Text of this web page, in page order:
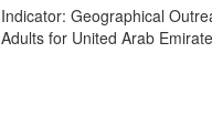
Indicator: Geographical
Adults for United Arab